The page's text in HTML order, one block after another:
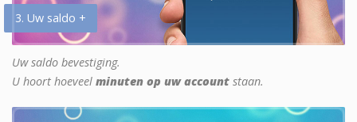
3. Uw saldo +
Uw saldo bevestiging.
U hoort hoeveel minuten op uw account staan.